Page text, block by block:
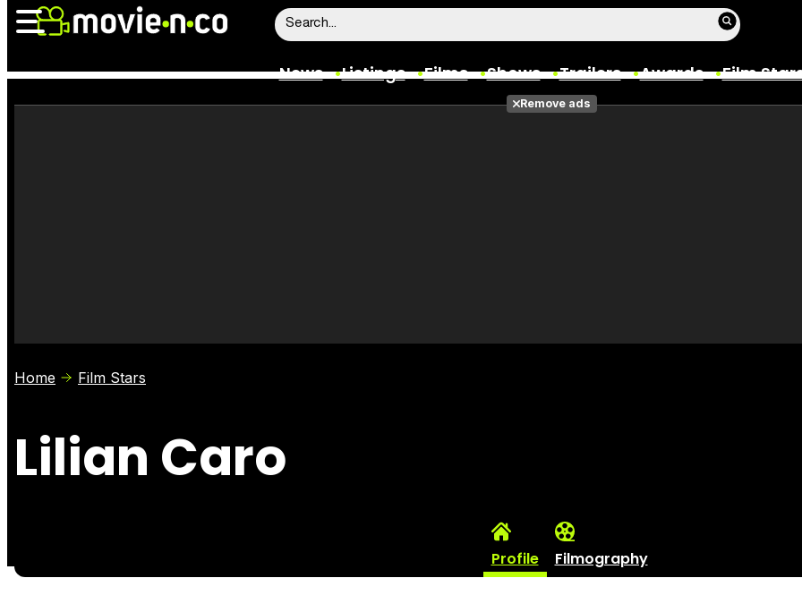
News Listings Films Shows Trailers Awards Film
Films
Remove ads
Home Film Stars
Lilian Caro
Profile Filmography